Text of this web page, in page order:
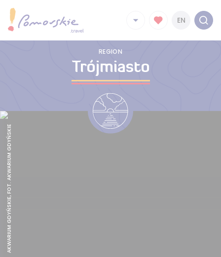
EN
REGION
Trójmiasto
AKWARIUM GDYŃSKIE, FOT. AKWARIUM GDYŃSKIE